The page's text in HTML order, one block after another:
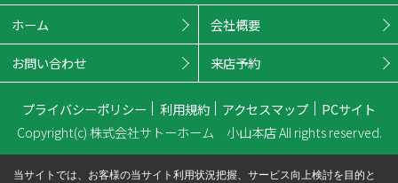
ホーム 会社概要
お問い合わせ 来店予約
プライバシーポリシー 利用規約 アクセスマップ
PCサイト
Copyright(c) 株式会社サトーホーム 小山本店 All rights reserved.
当サイトでは、お客様の当サイト利用状況把握、サービス向上検討を目的と